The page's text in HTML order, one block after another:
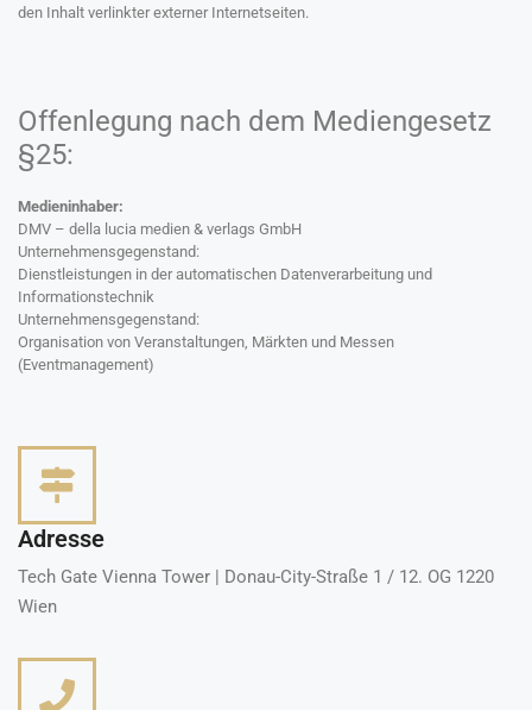
den Inhalt verlinkter externer Internetseiten.
Offenlegung nach dem Mediengesetz
§25:
Medieninhaber:
DMV – della lucia medien & verlags GmbH
Unternehmensgegenstand:
Dienstleistungen in der automatischen Datenverarbeitung und
Informationstechnik
Unternehmensgegenstand:
Organisation von Veranstaltungen, Märkten und Messen
(Eventmanagement)
Adresse
Tech Gate Vienna Tower | Donau-City-Straße 1 / 12. OG 1220
Wien